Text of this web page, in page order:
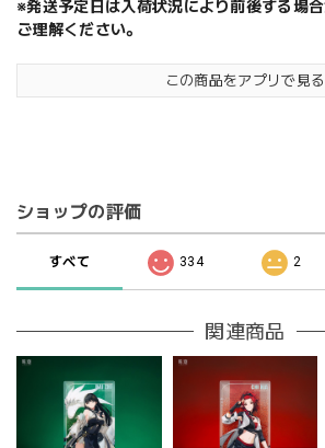
※発送予定日は入荷状況により前後する場
ご理解ください。
この商品をアプリで見る
ショップの評価
すべて 334 2
関連商品